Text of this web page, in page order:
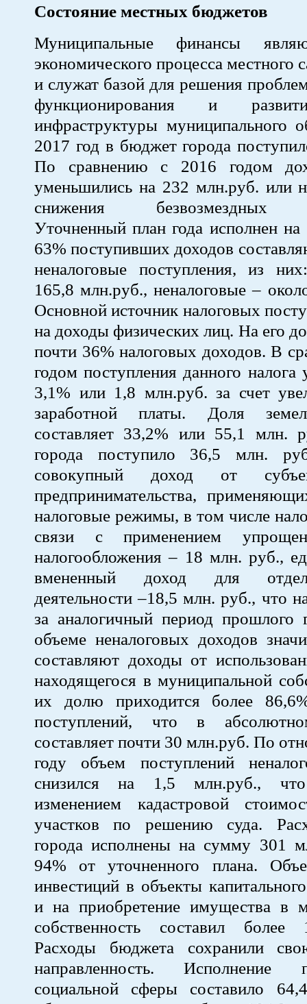
Состояние местных бюджетов
Муниципальные финансы
экономического процесса местного
и служат базой для решения
функционирования и
инфраструктуры муниципального
2017 год в бюджет города
По сравнению с 2016 годом
уменьшились на 232 млн.руб. или
снижения безвозмездных
Уточненный план года исполнен
63% поступивших доходов
неналоговые поступления, из
165,8 млн.руб., неналоговые –
Основной источник налоговых
на доходы физических лиц. На его
почти 36% налоговых доходов. В
годом поступления данного налога
3,1% или 1,8 млн.руб. за счет
заработной платы. Доля
составляет 33,2% или 55,1 млн.
города поступило 36,5 млн.
совокупный доход от
предпринимательства,
налоговые режимы, в том числе
связи с применением
налогообложения – 18 млн. руб.,
вмененный доход для
деятельности –18,5 млн. руб., что
за аналогичный период
объеме неналоговых доходов
составляют доходы от
находящегося в муниципальной
их долю приходится более
поступлений, что в
составляет почти 30 млн.руб. По
году объем поступлений
снизился на 1,5 млн.руб., что
изменением кадастровой
участков по решению суда.
города исполнены на сумму 301
94% от уточненного плана.
инвестиций в объекты
и на приобретение имущества в
собственность составил
Расходы бюджета сохранили
направленность. Исполнение
социальной сферы составило